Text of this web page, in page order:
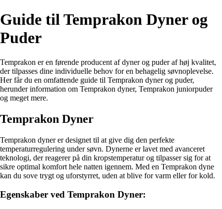
Guide til Temprakon Dyner og
Puder
Temprakon er en førende producent af dyner og puder af høj kvalitet,
der tilpasses dine individuelle behov for en behagelig søvnoplevelse.
Her får du en omfattende guide til Temprakon dyner og puder,
herunder information om Temprakon dyner, Temprakon juniorpuder
og meget mere.
Temprakon Dyner
Temprakon dyner er designet til at give dig den perfekte
temperaturregulering under søvn. Dynerne er lavet med avanceret
teknologi, der reagerer på din kropstemperatur og tilpasser sig for at
sikre optimal komfort hele natten igennem. Med en Temprakon dyne
kan du sove trygt og uforstyrret, uden at blive for varm eller for kold.
Egenskaber ved Temprakon Dyner: